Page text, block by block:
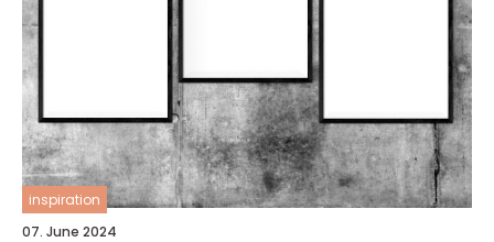
inspiration
07. June 2024